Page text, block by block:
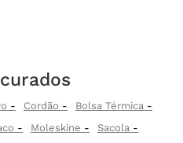
Cordão
Bolsa Térmica
Moleskine
Sacola